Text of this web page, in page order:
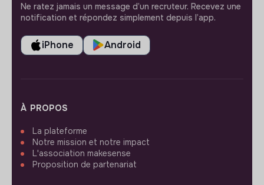
Ne ratez jamais un message d’un recruteur. Recevez une
notification et répondez simplement depuis l’app.
iPhone Android
À PROPOS
La plateforme
Notre mission et notre impact
L'association makesense
Proposition de partenariat